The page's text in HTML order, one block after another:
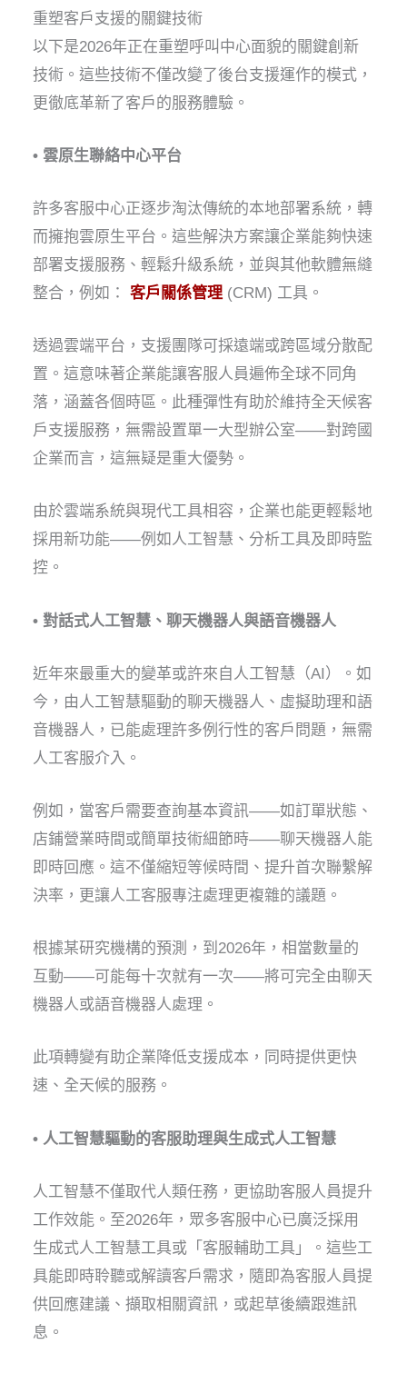
重塑客戶支援的關鍵技術
以下是2026年正在重塑呼叫中心面貌的關鍵創新
技術。這些技術不僅改變了後台支援運作的模式，
更徹底革新了客戶的服務體驗。
• 雲原生聯絡中心平台
許多客服中心正逐步淘汰傳統的本地部署系統，轉
而擁抱雲原生平台。這些解決方案讓企業能夠快速
部署支援服務、輕鬆升級系統，並與其他軟體無縫
整合，例如：客戶關係管理 (CRM) 工具。
透過雲端平台，支援團隊可採遠端或跨區域分散配
置。這意味著企業能讓客服人員遍佈全球不同角
落，涵蓋各個時區。此種彈性有助於維持全天候客
戶支援服務，無需設置單一大型辦公室——對跨國
企業而言，這無疑是重大優勢。
由於雲端系統與現代工具相容，企業也能更輕鬆地
採用新功能——例如人工智慧、分析工具及即時監
控。
• 對話式人工智慧、聊天機器人與語音機器人
近年來最重大的變革或許來自人工智慧（AI）。如
今，由人工智慧驅動的聊天機器人、虛擬助理和語
音機器人，已能處理許多例行性的客戶問題，無需
人工客服介入。
例如，當客戶需要查詢基本資訊——如訂單狀態、
店鋪營業時間或簡單技術細節時——聊天機器人能
即時回應。這不僅縮短等候時間、提升首次聯繫解
決率，更讓人工客服專注處理更複雜的議題。
根據某研究機構的預測，到2026年，相當數量的
互動——可能每十次就有一次——將可完全由聊天
機器人或語音機器人處理。
此項轉變有助企業降低支援成本，同時提供更快
速、全天候的服務。
• 人工智慧驅動的客服助理與生成式人工智慧
人工智慧不僅取代人類任務，更協助客服人員提升
工作效能。至2026年，眾多客服中心已廣泛採用
生成式人工智慧工具或「客服輔助工具」。這些工
具能即時聆聽或解讀客戶需求，隨即為客服人員提
供回應建議、擷取相關資訊，或起草後續跟進訊
息。